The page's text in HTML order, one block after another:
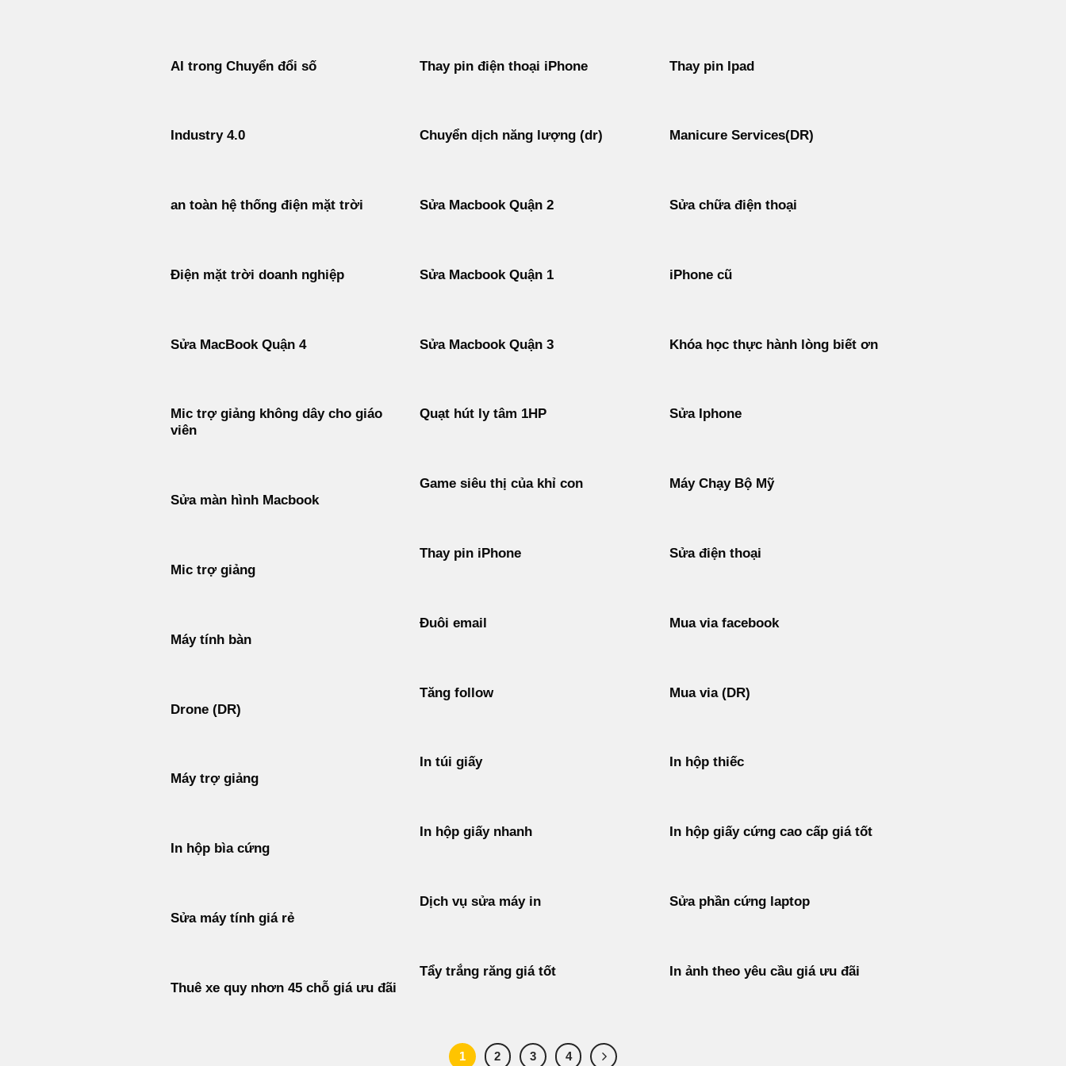
AI trong Chuyển đổi số Thay pin điện thoại iPhone Thay pin Ipad
Industry 4.0 Chuyển dịch năng lượng (dr) Manicure Services(DR)
an toàn hệ thống điện mặt trời Sửa Macbook Quận 2 Sửa chữa điện thoại
Điện mặt trời doanh nghiệp Sửa Macbook Quận 1 iPhone cũ
Sửa MacBook Quận 4 Sửa Macbook Quận 3 Khóa học thực hành lòng biết ơn
Mic trợ giảng không dây cho giáo
viên
Quạt hút ly tâm 1HP Sửa Iphone
Game siêu thị của khỉ con
Máy Chạy Bộ Mỹ
Sửa màn hình Macbook
Thay pin iPhone
Sửa điện thoại
Mic trợ giảng
Đuôi email
Mua via facebook
Máy tính bàn
Tăng follow
Mua via (DR)
Drone (DR)
In túi giấy
In hộp thiếc
Máy trợ giảng
In hộp giấy nhanh
In hộp giấy cứng cao cấp giá tốt
In hộp bìa cứng
Dịch vụ sửa máy in
Sửa phần cứng laptop
Sửa máy tính giá rẻ
Tẩy trắng răng giá tốt
In ảnh theo yêu cầu giá ưu đãi
Thuê xe quy nhơn 45 chỗ giá ưu đãi
1 2 3 4